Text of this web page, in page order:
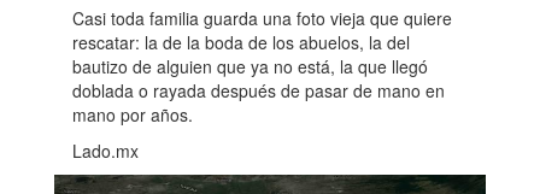
Casi toda familia guarda una foto vieja que quiere
rescatar: la de la boda de los abuelos, la del
bautizo de alguien que ya no está, la que llegó
doblada o rayada después de pasar de mano en
mano por años.
Lado.mx